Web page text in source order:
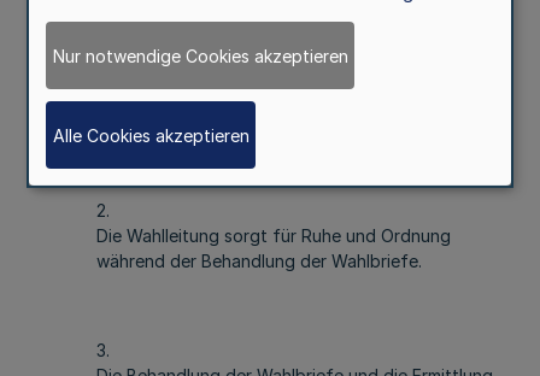
Wird die Behandlung der Wahlbriefe unterbrochen,
so ist sicherzustellen, daß nichts geschehen kann,
was geeignet ist, ein unrichtiges Wahlergebnis
herbeizuführen oder das Wahlergebnis zu
2.
Die Wahlleitung sorgt für Ruhe und Ordnung
während der Behandlung der Wahlbriefe.
3.
Nur notwendige Cookies akzeptieren
Alle Cookies akzeptieren